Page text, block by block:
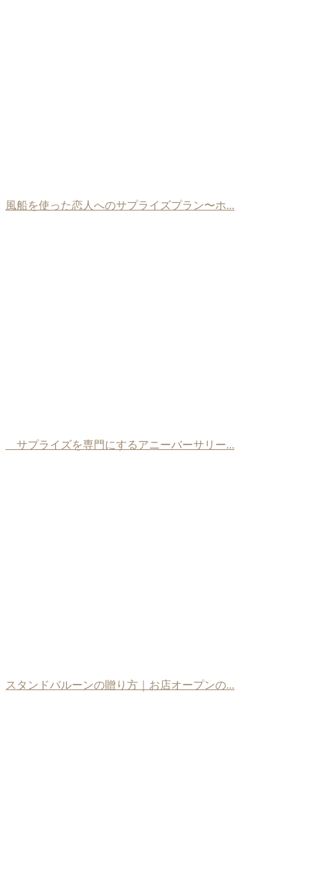
風船を使った恋人へのサプライズプラン〜ホ...
サプライズを専門にするアニーバーサリー...
スタンドバルーンの贈り方｜お店オープンの...